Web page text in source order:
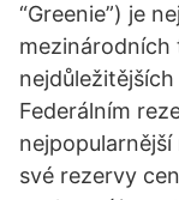
“Greenie”) je
mezinárodních
Federálním
své rezervy